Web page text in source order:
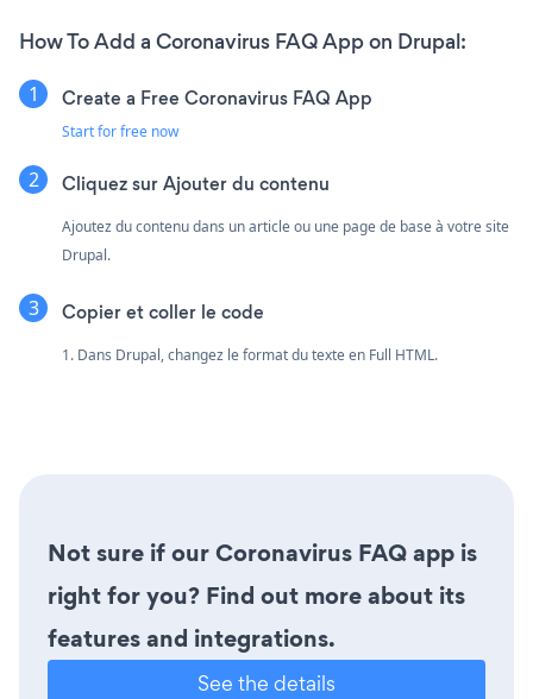
How To Add a Coronavirus FAQ App on Drupal:
Create a Free Coronavirus FAQ App
Start for free now
Cliquez sur Ajouter du contenu
Ajoutez du contenu dans un article ou une page de base à votre site
Drupal.
Copier et coller le code
1. Dans Drupal, changez le format du texte en Full HTML.
Not sure if our Coronavirus FAQ app is
right for you? Find out more about its
features and integrations.
See the details